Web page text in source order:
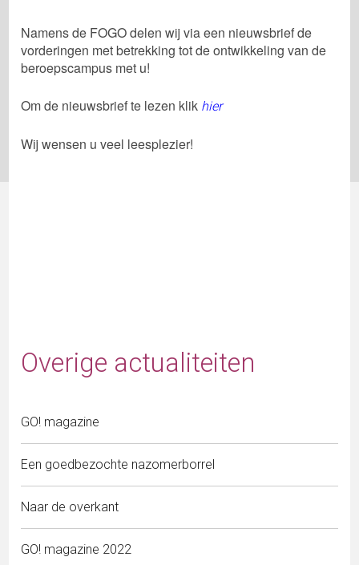
Namens de FOGO delen wij via een nieuwsbrief de
vorderingen met betrekking tot de ontwikkeling van de
beroepscampus met u!
Om de nieuwsbrief te lezen klik hier
Wij wensen u veel leesplezier!
Overige actualiteiten
GO! magazine
Een goedbezochte nazomerborrel
Naar de overkant
GO! magazine 2022